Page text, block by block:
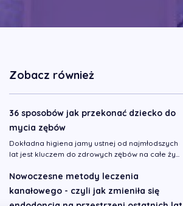
Zobacz również
36 sposobów jak przekonać dziecko do
mycia zębów
Dokładna higiena jamy ustnej od najmłodszych
lat jest kluczem do zdrowych zębów na całe ży...
Nowoczesne metody leczenia
kanałowego - czyli jak zmieniła się